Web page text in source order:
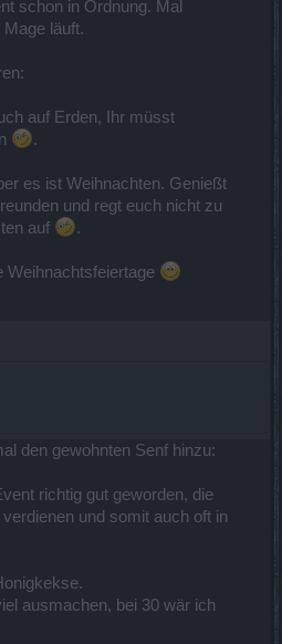
schon in Ordnung. Mal
läuft.
auf Erden, Ihr müsst
.
es ist Weihnachten. Genießt
und regt euch nicht zu
auf
.
Weihnachtsfeiertage
den gewohnten Senf hinzu:
richtig gut geworden, die
und somit auch oft in
ausmachen, bei 30 wär ich